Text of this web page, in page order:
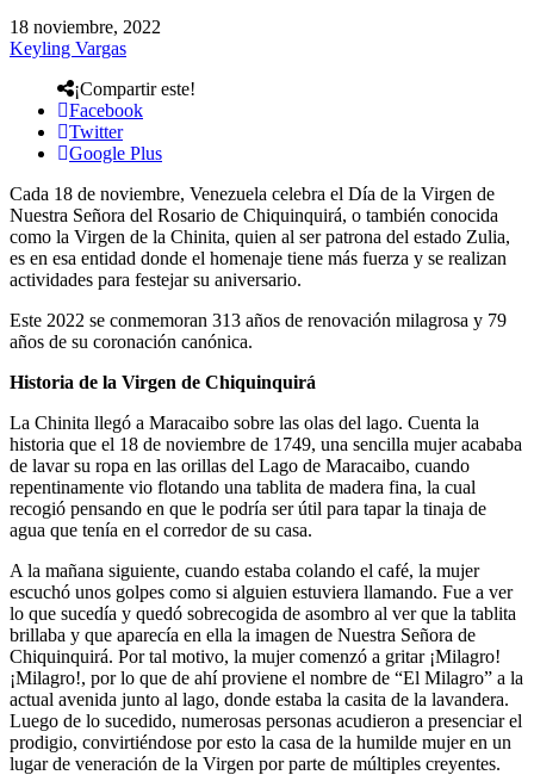
18 noviembre, 2022
Keyling Vargas
¡Compartir este!
Facebook
Twitter
Google Plus
Cada 18 de noviembre, Venezuela celebra el Día de la Virgen de
Nuestra Señora del Rosario de Chiquinquirá, o también conocida
como la Virgen de la Chinita, quien al ser patrona del estado Zulia,
es en esa entidad donde el homenaje tiene más fuerza y se realizan
actividades para festejar su aniversario.
Este 2022 se conmemoran 313 años de renovación milagrosa y 79
años de su coronación canónica.
Historia de la Virgen de Chiquinquirá
La Chinita llegó a Maracaibo sobre las olas del lago. Cuenta la
historia que el 18 de noviembre de 1749, una sencilla mujer acababa
de lavar su ropa en las orillas del Lago de Maracaibo, cuando
repentinamente vio flotando una tablita de madera fina, la cual
recogió pensando en que le podría ser útil para tapar la tinaja de
agua que tenía en el corredor de su casa.
A la mañana siguiente, cuando estaba colando el café, la mujer
escuchó unos golpes como si alguien estuviera llamando. Fue a ver
lo que sucedía y quedó sobrecogida de asombro al ver que la tablita
brillaba y que aparecía en ella la imagen de Nuestra Señora de
Chiquinquirá. Por tal motivo, la mujer comenzó a gritar ¡Milagro!
¡Milagro!, por lo que de ahí proviene el nombre de “El Milagro” a la
actual avenida junto al lago, donde estaba la casita de la lavandera.
Luego de lo sucedido, numerosas personas acudieron a presenciar el
prodigio, convirtiéndose por esto la casa de la humilde mujer en un
lugar de veneración de la Virgen por parte de múltiples creyentes.